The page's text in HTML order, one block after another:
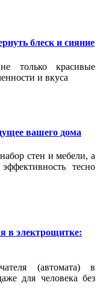
блеск и сияние
только красивые
и вкуса
вашего дома
стен и мебели, а
тесно
в электрощитке:
(автомата) в
для человека без